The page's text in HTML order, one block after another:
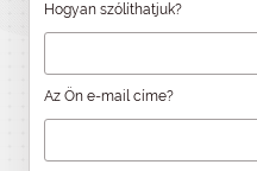
Hogyan szólíthatjuk?
Az Ön e-mail címe?